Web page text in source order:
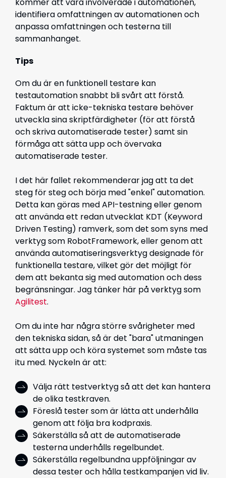
identifiera omfattningen av automationen och
anpassa omfattningen och testerna till
sammanhanget.
Tips
Om du är en funktionell testare kan
testautomation snabbt bli svårt att förstå.
Faktum är att icke-tekniska testare behöver
utveckla sina skriptfärdigheter (för att förstå
och skriva automatiserade tester) samt sin
förmåga att sätta upp och övervaka
automatiserade tester.
I det här fallet rekommenderar jag att ta det
steg för steg och börja med "enkel" automation.
Detta kan göras med API-testning eller genom
att använda ett redan utvecklat KDT (Keyword
Driven Testing) ramverk, som det som syns med
verktyg som RobotFramework, eller genom att
använda automatiseringsverktyg designade för
funktionella testare, vilket gör det möjligt för
dem att bekanta sig med automation och dess
begränsningar. Jag tänker här på verktyg som
Agilitest.
Om du inte har några större svårigheter med
den tekniska sidan, så är det "bara" utmaningen
att sätta upp och köra systemet som måste tas
itu med. Nyckeln är att:
Välja rätt testverktyg så att det kan hantera
de olika testkraven.
Föreslå tester som är lätta att underhålla
genom att följa bra kodpraxis.
Säkerställa så att de automatiserade
testerna underhålls regelbundet.
Säkerställa regelbundna uppföljningar av
dessa tester och hålla testkampanjen vid liv.